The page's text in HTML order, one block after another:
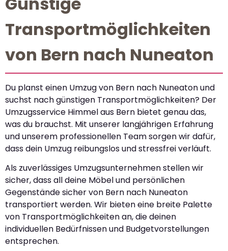
Transportmöglichkeiten
von Bern nach Nuneaton
Du planst einen Umzug von Bern nach Nuneaton und
suchst nach günstigen Transportmöglichkeiten? Der
Umzugsservice Himmel aus Bern bietet genau das,
was du brauchst. Mit unserer langjährigen Erfahrung
und unserem professionellen Team sorgen wir dafür,
dass dein Umzug reibungslos und stressfrei verläuft.
Als zuverlässiges Umzugsunternehmen stellen wir
sicher, dass all deine Möbel und persönlichen
Gegenstände sicher von Bern nach Nuneaton
transportiert werden. Wir bieten eine breite Palette
von Transportmöglichkeiten an, die deinen
individuellen Bedürfnissen und Budgetvorstellungen
entsprechen.